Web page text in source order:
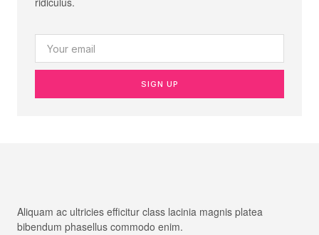
SIGN UP
Aliquam ac ultricies efficitur class lacinia magnis platea
bibendum phasellus commodo enim.